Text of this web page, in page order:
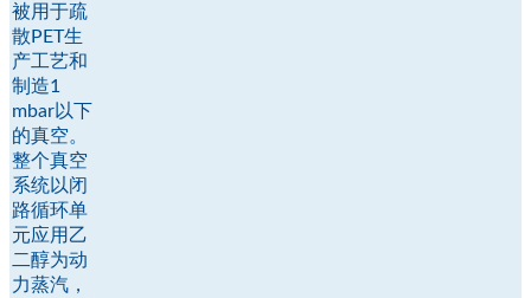
被用于疏
散PET生
产工艺和
制造1
mbar以下
的真空。
整个真空
系统以闭
路循环单
元应用乙
二醇为动
力蒸汽，